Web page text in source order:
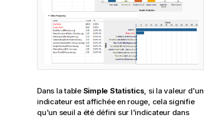
Dans la table Simple Statistics , si la valeur d'un
indicateur est affichée en rouge, cela signifie
qu'un seuil a été défini sur l'indicateur dans